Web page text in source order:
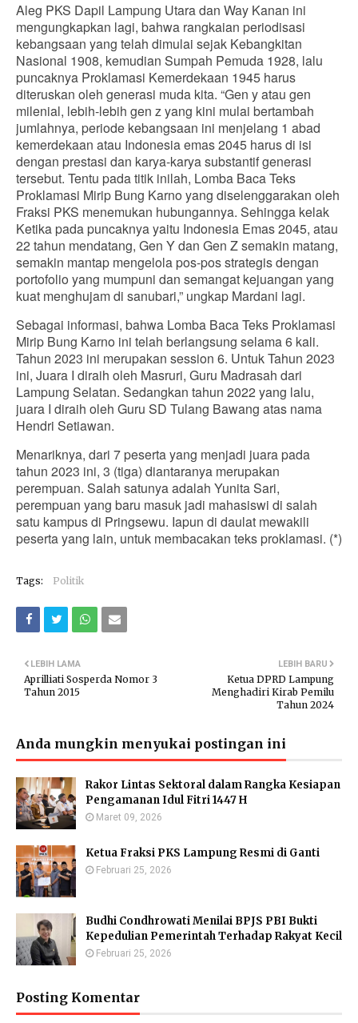
Aleg PKS Dapil Lampung Utara dan Way Kanan ini
mengungkapkan lagi, bahwa rangkaian periodisasi
kebangsaan yang telah dimulai sejak Kebangkitan
Nasional 1908, kemudian Sumpah Pemuda 1928, lalu
puncaknya Proklamasi Kemerdekaan 1945 harus
diteruskan oleh generasi muda kita. “Gen y atau gen
milenial, lebih-lebih gen z yang kini mulai bertambah
jumlahnya, periode kebangsaan ini menjelang 1 abad
kemerdekaan atau Indonesia emas 2045 harus di isi
dengan prestasi dan karya-karya substantif generasi
tersebut. Tentu pada titik inilah, Lomba Baca Teks
Proklamasi Mirip Bung Karno yang diselenggarakan oleh
Fraksi PKS menemukan hubungannya. Sehingga kelak
Ketika pada puncaknya yaitu Indonesia Emas 2045, atau
22 tahun mendatang, Gen Y dan Gen Z semakin matang,
semakin mantap mengelola pos-pos strategis dengan
portofolio yang mumpuni dan semangat kejuangan yang
kuat menghujam di sanubari,” ungkap Mardani lagi.
Sebagai informasi, bahwa Lomba Baca Teks Proklamasi
Mirip Bung Karno ini telah berlangsung selama 6 kali.
Tahun 2023 ini merupakan session 6. Untuk Tahun 2023
ini, Juara I diraih oleh Masruri, Guru Madrasah dari
Lampung Selatan. Sedangkan tahun 2022 yang lalu,
juara I diraih oleh Guru SD Tulang Bawang atas nama
Hendri Setiawan.
Menariknya, dari 7 peserta yang menjadi juara pada
tahun 2023 ini, 3 (tiga) diantaranya merupakan
perempuan. Salah satunya adalah Yunita Sari,
perempuan yang baru masuk jadi mahasiswi di salah
satu kampus di Pringsewu. Iapun di daulat mewakili
peserta yang lain, untuk membacakan teks proklamasi. (*)
Tags: Politik
LEBIH BARU
Ketua DPRD Lampung
Menghadiri Kirab Pemilu
Tahun 2024
LEBIH LAMA
Aprilliati Sosperda Nomor 3
Tahun 2015
Anda mungkin menyukai postingan ini
Rakor Lintas Sektoral dalam Rangka Kesiapan
Pengamanan Idul Fitri 1447 H
Maret 09, 2026
Ketua Fraksi PKS Lampung Resmi di Ganti
Februari 25, 2026
Budhi Condhrowati Menilai BPJS PBI Bukti
Kepedulian Pemerintah Terhadap Rakyat Kecil
Februari 25, 2026
Posting Komentar